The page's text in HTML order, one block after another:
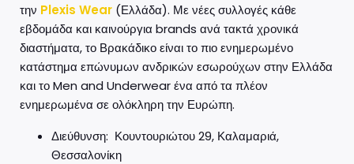
την Plexis Wear (Ελλάδα). Με νέες συλλογές κάθε
εβδομάδα και καινούργια brands ανά τακτά χρονικά
διαστήματα, το Βρακάδικο είναι το πιο ενημερωμένο
κατάστημα επώνυμων ανδρικών εσωρούχων στην Ελλάδα
και το Men and Underwear ένα από τα πλέον
ενημερωμένα σε ολόκληρη την Ευρώπη.
Διεύθυνση: Κουντουριώτου 29, Καλαμαριά,
Θεσσαλονίκη